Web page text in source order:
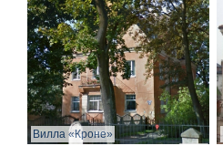
Вилла «Кроне»